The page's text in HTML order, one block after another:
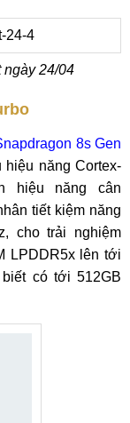
ngày 24/04
8s Gen
năng Cortex-
hiệu năng cân
tiết kiệm năng
cho trải nghiệm
LPDDR5x lên tới
có tới 512GB